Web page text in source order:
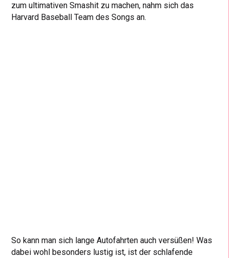
zum ultimativen Smashit zu machen, nahm sich das
Harvard Baseball Team des Songs an.
So kann man sich lange Autofahrten auch versüßen! Was
dabei wohl besonders lustig ist, ist der schlafende